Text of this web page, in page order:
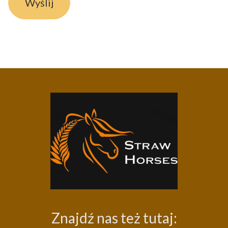
Wyślij
Znajdź nas też tutaj: